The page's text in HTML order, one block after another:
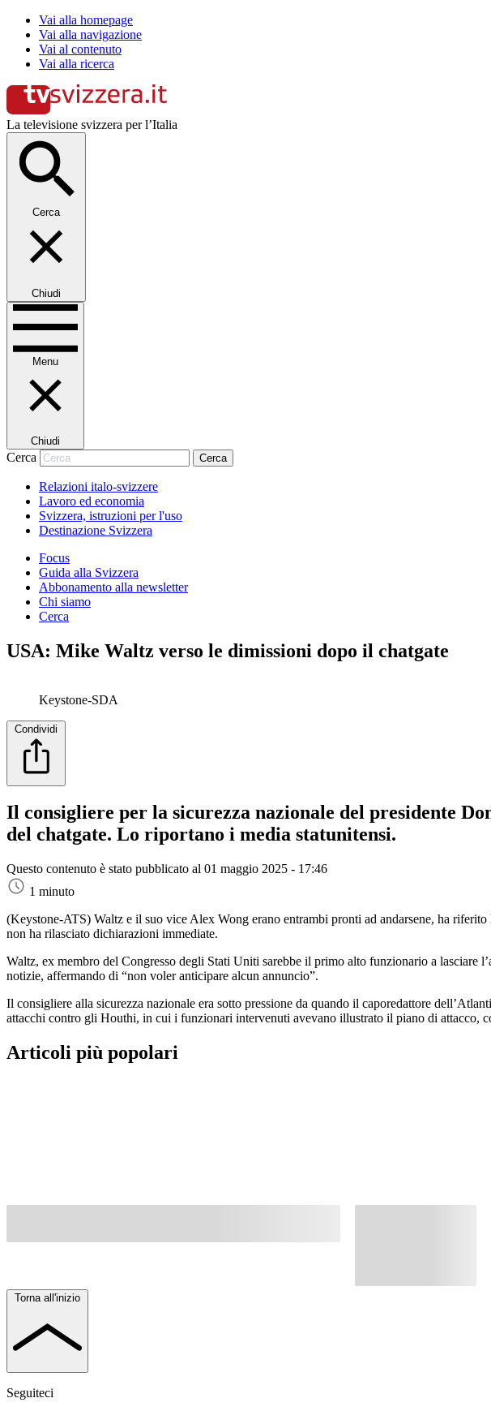
Vai alla homepage
Vai alla navigazione
Vai al contenuto
Vai alla ricerca
La televisione svizzera per l’Italia
Cerca
Chiudi
Menu
Chiudi
Cerca Cerca
Relazioni italo-svizzere
Lavoro ed economia
Svizzera, istruzioni per l'uso
Destinazione Svizzera
Focus
Guida alla Svizzera
Abbonamento alla newsletter
Chi siamo
Cerca
USA: Mike Waltz verso le dimissioni dopo il chatgate
Keystone-SDA
Condividi
Il consigliere per la sicurezza nazionale del presidente
del chatgate. Lo riportano i media statunitensi.
Questo contenuto è stato pubblicato al 01 maggio 2025 - 17:46
1 minuto
(Keystone-ATS) Waltz e il suo vice Alex Wong erano entrambi pronti ad andarsene, ha
non ha rilasciato dichiarazioni immediate.
Waltz, ex membro del Congresso degli Stati Uniti sarebbe il primo alto funzionario a lasciare
notizie, affermando di “non voler anticipare alcun annuncio”.
Il consigliere alla sicurezza nazionale era sotto pressione da quando il caporedattore
attacchi contro gli Houthi, in cui i funzionari intervenuti avevano illustrato il piano di attacco,
Articoli più popolari
Torna all'inizio
Seguiteci